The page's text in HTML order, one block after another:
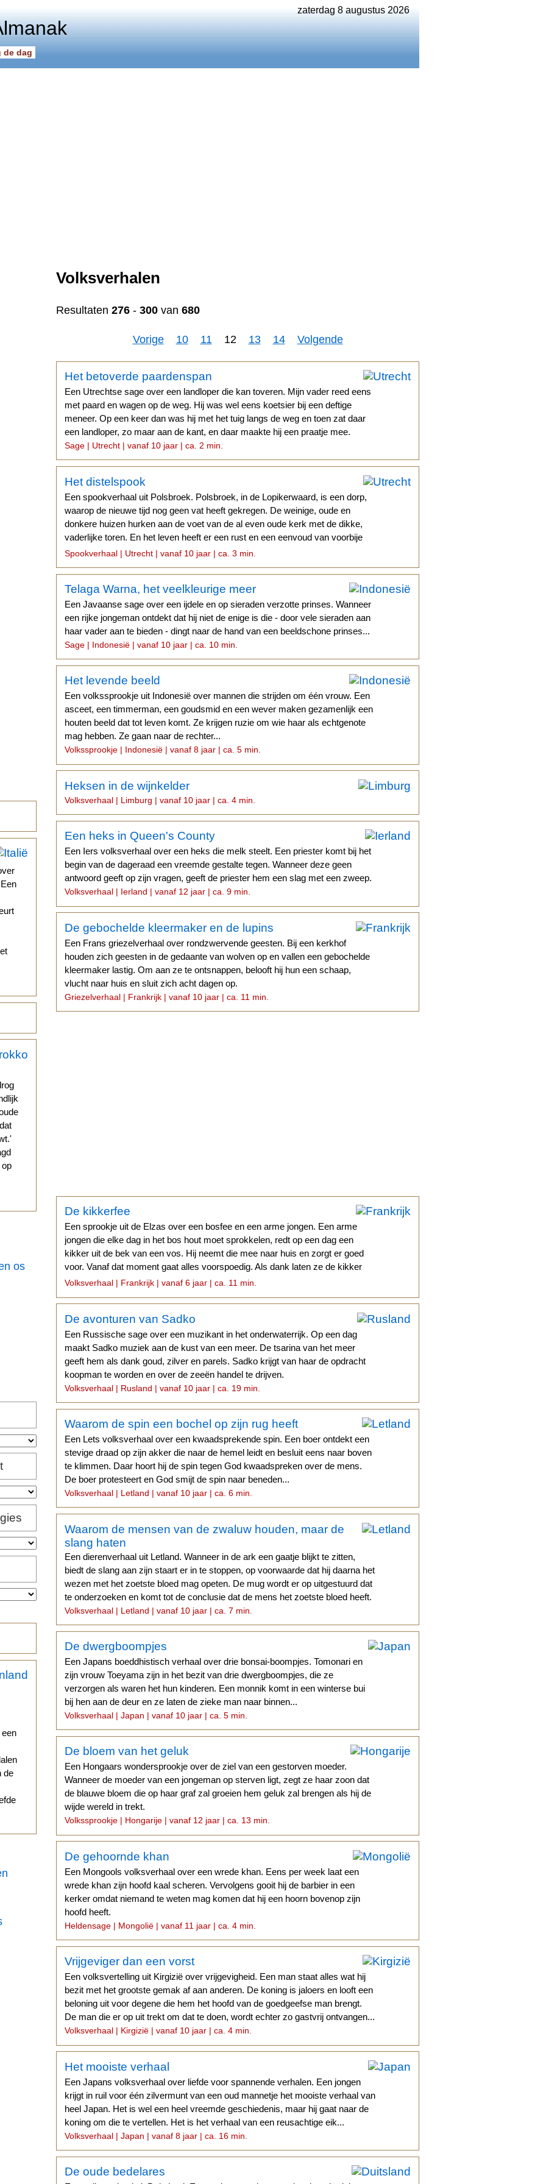
zaterdag 8 augustus 2026
de dag
op
os
de
Volksverhalen
Resultaten 276 - 300 van 680
Vorige 10 11 12 13 14 Volgende
Het betoverde paardenspan
Een Utrechtse sage over een landloper die kan toveren. Mijn vader reed eens
met paard en wagen op de weg. Hij was wel eens koetsier bij een deftige
meneer. Op een keer dan was hij met het tuig langs de weg en toen zat daar
een landloper, zo maar aan de kant, en daar maakte hij een praatje mee.
Sage | Utrecht | vanaf 10 jaar | ca. 2 min.
Het distelspook
Een spookverhaal uit Polsbroek. Polsbroek, in de Lopikerwaard, is een dorp,
waarop de nieuwe tijd nog geen vat heeft gekregen. De weinige, oude en
donkere huizen hurken aan de voet van de al even oude kerk met de dikke,
vaderlijke toren. En het leven heeft er een rust en een eenvoud van voorbije
eeuwen.
Spookverhaal | Utrecht | vanaf 10 jaar | ca. 3 min.
Telaga Warna, het veelkleurige meer
Een Javaanse sage over een ijdele en op sieraden verzotte prinses. Wanneer
een rijke jongeman ontdekt dat hij niet de enige is die - door vele sieraden aan
haar vader aan te bieden - dingt naar de hand van een beeldschone prinses...
Sage | Indonesië | vanaf 10 jaar | ca. 10 min.
Het levende beeld
Een volkssprookje uit Indonesië over mannen die strijden om één vrouw. Een
asceet, een timmerman, een goudsmid en een wever maken gezamenlijk een
houten beeld dat tot leven komt. Ze krijgen ruzie om wie haar als echtgenote
mag hebben. Ze gaan naar de rechter...
Volkssprookje | Indonesië | vanaf 8 jaar | ca. 5 min.
Heksen in de wijnkelder
Volksverhaal | Limburg | vanaf 10 jaar | ca. 4 min.
Een heks in Queen's County
Een Iers volksverhaal over een heks die melk steelt. Een priester komt bij het
begin van de dageraad een vreemde gestalte tegen. Wanneer deze geen
antwoord geeft op zijn vragen, geeft de priester hem een slag met een zweep.
Volksverhaal | Ierland | vanaf 12 jaar | ca. 9 min.
De gebochelde kleermaker en de lupins
Een Frans griezelverhaal over rondzwervende geesten. Bij een kerkhof
houden zich geesten in de gedaante van wolven op en vallen een gebochelde
kleermaker lastig. Om aan ze te ontsnappen, belooft hij hun een schaap,
vlucht naar huis en sluit zich acht dagen op.
Griezelverhaal | Frankrijk | vanaf 10 jaar | ca. 11 min.
De kikkerfee
Een sprookje uit de Elzas over een bosfee en een arme jongen. Een arme
jongen die elke dag in het bos hout moet sprokkelen, redt op een dag een
kikker uit de bek van een vos. Hij neemt die mee naar huis en zorgt er goed
voor. Vanaf dat moment gaat alles voorspoedig. Als dank laten ze de kikker
aan tafel zitten...
Volksverhaal | Frankrijk | vanaf 6 jaar | ca. 11 min.
De avonturen van Sadko
Een Russische sage over een muzikant in het onderwaterrijk. Op een dag
maakt Sadko muziek aan de kust van een meer. De tsarina van het meer
geeft hem als dank goud, zilver en parels. Sadko krijgt van haar de opdracht
koopman te worden en over de zeeën handel te drijven.
Volksverhaal | Rusland | vanaf 10 jaar | ca. 19 min.
Waarom de spin een bochel op zijn rug heeft
Een Lets volksverhaal over een kwaadsprekende spin. Een boer ontdekt een
stevige draad op zijn akker die naar de hemel leidt en besluit eens naar boven
te klimmen. Daar hoort hij de spin tegen God kwaadspreken over de mens.
De boer protesteert en God smijt de spin naar beneden...
Volksverhaal | Letland | vanaf 10 jaar | ca. 6 min.
Waarom de mensen van de zwaluw houden, maar de
slang haten
Een dierenverhaal uit Letland. Wanneer in de ark een gaatje blijkt te zitten,
biedt de slang aan zijn staart er in te stoppen, op voorwaarde dat hij daarna het
wezen met het zoetste bloed mag opeten. De mug wordt er op uitgestuurd dat
te onderzoeken en komt tot de conclusie dat de mens het zoetste bloed heeft.
Volksverhaal | Letland | vanaf 10 jaar | ca. 7 min.
De dwergboompjes
Een Japans boeddhistisch verhaal over drie bonsai-boompjes. Tomonari en
zijn vrouw Toeyama zijn in het bezit van drie dwergboompjes, die ze
verzorgen als waren het hun kinderen. Een monnik komt in een winterse bui
bij hen aan de deur en ze laten de zieke man naar binnen...
Volksverhaal | Japan | vanaf 10 jaar | ca. 5 min.
De bloem van het geluk
Een Hongaars wondersprookje over de ziel van een gestorven moeder.
Wanneer de moeder van een jongeman op sterven ligt, zegt ze haar zoon dat
de blauwe bloem die op haar graf zal groeien hem geluk zal brengen als hij de
wijde wereld in trekt.
Volkssprookje | Hongarije | vanaf 12 jaar | ca. 13 min.
De gehoornde khan
Een Mongools volksverhaal over een wrede khan. Eens per week laat een
wrede khan zijn hoofd kaal scheren. Vervolgens gooit hij de barbier in een
kerker omdat niemand te weten mag komen dat hij een hoorn bovenop zijn
hoofd heeft.
Heldensage | Mongolië | vanaf 11 jaar | ca. 4 min.
Vrijgeviger dan een vorst
Een volksvertelling uit Kirgizië over vrijgevigheid. Een man staat alles wat hij
bezit met het grootste gemak af aan anderen. De koning is jaloers en looft een
beloning uit voor degene die hem het hoofd van de goedgeefse man brengt.
De man die er op uit trekt om dat te doen, wordt echter zo gastvrij ontvangen...
Volksverhaal | Kirgizië | vanaf 10 jaar | ca. 4 min.
Het mooiste verhaal
Een Japans volksverhaal over liefde voor spannende verhalen. Een jongen
krijgt in ruil voor één zilvermunt van een oud mannetje het mooiste verhaal van
heel Japan. Het is wel een heel vreemde geschiedenis, maar hij gaat naar de
koning om die te vertellen. Het is het verhaal van een reusachtige eik...
Volksverhaal | Japan | vanaf 8 jaar | ca. 16 min.
De oude bedelares